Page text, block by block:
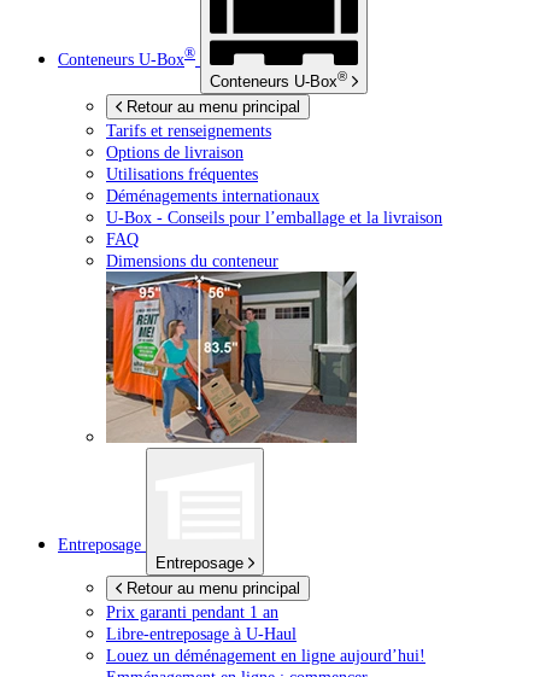
Conteneurs U-Box®
Conteneurs U-Box®
Retour au menu principal
Tarifs et renseignements
Options de livraison
Utilisations fréquentes
Déménagements internationaux
U-Box - Conseils pour l’emballage et la livraison
FAQ
Dimensions du conteneur
Entreposage
Entreposage
Retour au menu principal
Prix garanti pendant 1 an
Libre-entreposage à U-Haul
Louez un déménagement en ligne aujourd’hui!